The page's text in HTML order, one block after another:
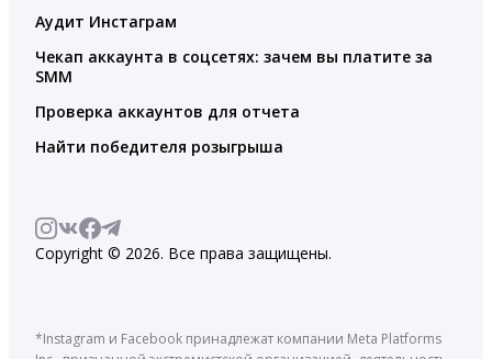
Аудит Инстаграм
Чекап аккаунта в соцсетях: зачем вы платите за
SMM
Проверка аккаунтов для отчета
Найти победителя розыгрыша
Copyright © 2026. Все права защищены.
*Instagram и Facebook принадлежат компании Meta Platforms